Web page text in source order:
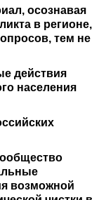
осознавая
в регионе,
тем не
действия
населения
возможной